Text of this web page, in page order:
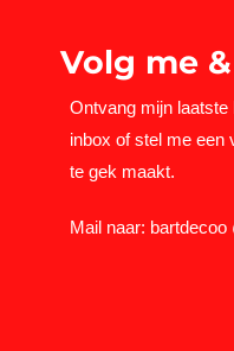
Volg me
Ontvang mijn laatste
inbox of stel me een
te gek maakt.
Mail naar: bartdecoo